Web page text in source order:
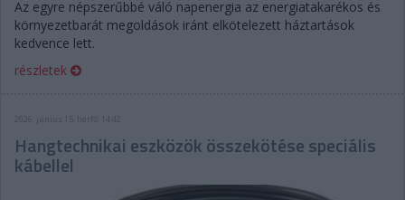
Az egyre népszerűbbé váló napenergia az energiatakarékos és
környezetbarát megoldások iránt elkötelezett háztartások
kedvence lett.
részletek
2026. június 15. hétfő, 14:42
Hangtechnikai eszközök összekötése speciális
kábellel